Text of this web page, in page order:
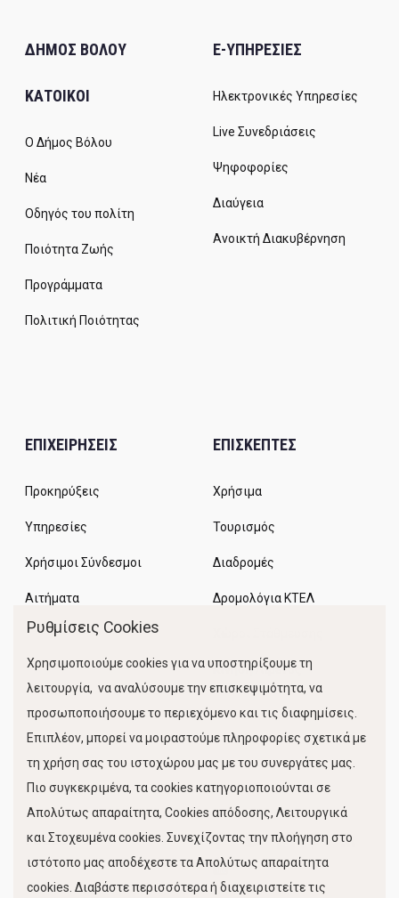
ΔΗΜΟΣ ΒΟΛΟΥ
ΚΑΤΟΙΚΟΙ
Ο Δήμος Βόλου
Νέα
Οδηγός του πολίτη
Ποιότητα Ζωής
Προγράμματα
Πολιτική Ποιότητας
E-ΥΠΗΡΕΣΙΕΣ
Ηλεκτρονικές Υπηρεσίες
Live Συνεδριάσεις
Ψηφοφορίες
Διαύγεια
Ανοικτή Διακυβέρνηση
ΕΠΙΧΕΙΡΗΣΕΙΣ
Προκηρύξεις
Υπηρεσίες
Χρήσιμοι Σύνδεσμοι
Αιτήματα
ΕΠΙΣΚΕΠΤΕΣ
Χρήσιμα
Τουρισμός
Διαδρομές
Δρομολόγια ΚΤΕΛ
Κίνηση Λιμένος
FOLLOW US
Ρυθμίσεις Cookies
Χρησιμοποιούμε cookies για να υποστηρίξουμε τη
λειτουργία, να αναλύσουμε την επισκεψιμότητα, να
προσωποποιήσουμε το περιεχόμενο και τις διαφημίσεις.
Επιπλέον, μπορεί να μοιραστούμε πληροφορίες σχετικά με
τη χρήση σας του ιστοχώρου μας με του συνεργάτες μας.
Πιο συγκεκριμένα, τα cookies κατηγοριοποιούνται σε
Απολύτως απαραίτητα, Cookies απόδοσης, Λειτουργικά
και Στοχευμένα cookies. Συνεχίζοντας την πλοήγηση στο
ιστότοπο μας αποδέχεστε τα Απολύτως απαραίτητα
cookies. Διαβάστε περισσότερα ή διαχειριστείτε τις